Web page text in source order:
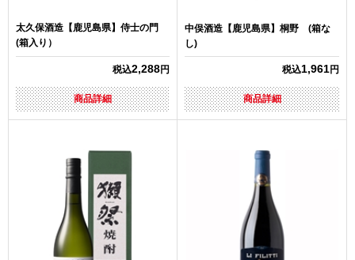
太久保酒造【鹿児島県】侍士の門
(箱入り）
税込2,288円
商品詳細
中俣酒造【鹿児島県】桐野 (箱な
し)
税込1,961円
商品詳細